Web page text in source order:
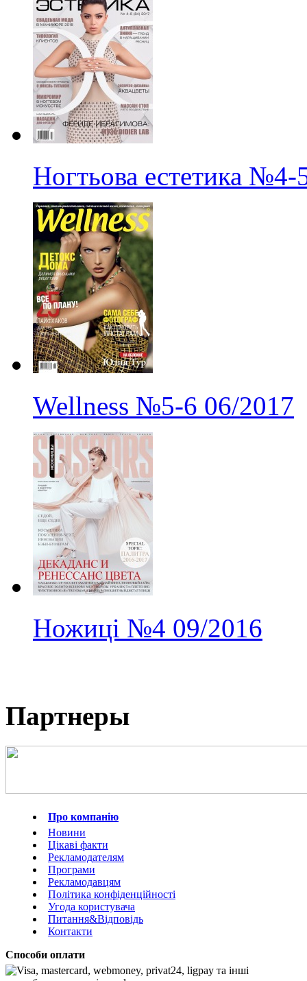
Ногтьова естетика №4-
Wellness №5-6 06/2017
Ножиці №4 09/2016
Партнеры
Про компанію
Новини
Цікаві факти
Рекламодателям
Програми
Рекламодавцям
Політика конфіденційності
Угода користувача
Питання&Відповідь
Контакти
Способи оплати